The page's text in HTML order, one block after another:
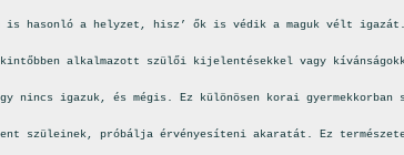
is hasonló a helyzet, hisz’ ők is védik a maguk vélt igazát.
alkalmazott szülői kijelentésekkel vagy
nincs igazuk, és mégis. Ez különösen korai gyermekkorban
szüleinek, próbálja érvényesíteni akaratát. Ez